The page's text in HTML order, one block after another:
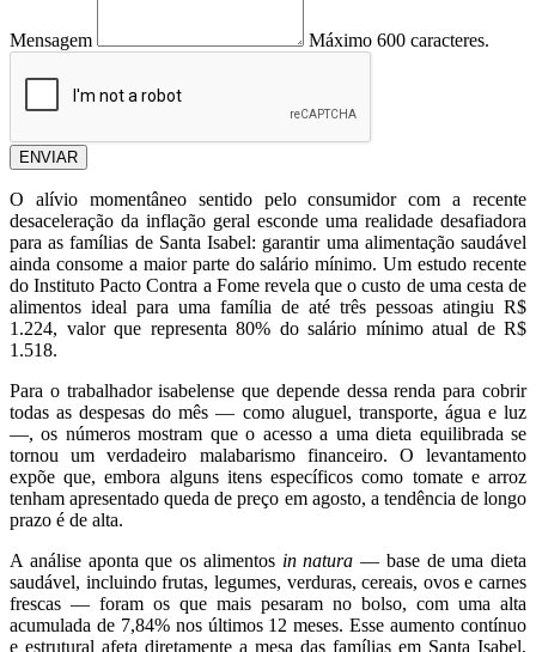
Mensagem Máximo 600 caracteres.
ENVIAR
O alívio momentâneo sentido pelo consumidor com a recente
desaceleração da inflação geral esconde uma realidade desafiadora
para as famílias de Santa Isabel: garantir uma alimentação saudável
ainda consome a maior parte do salário mínimo. Um estudo recente
do Instituto Pacto Contra a Fome revela que o custo de uma cesta de
alimentos ideal para uma família de até três pessoas atingiu R$
1.224, valor que representa 80% do salário mínimo atual de R$
1.518.
Para o trabalhador isabelense que depende dessa renda para cobrir
todas as despesas do mês — como aluguel, transporte, água e luz
—, os números mostram que o acesso a uma dieta equilibrada se
tornou um verdadeiro malabarismo financeiro. O levantamento
expõe que, embora alguns itens específicos como tomate e arroz
tenham apresentado queda de preço em agosto, a tendência de longo
prazo é de alta.
A análise aponta que os alimentos in natura — base de uma dieta
saudável, incluindo frutas, legumes, verduras, cereais, ovos e carnes
frescas — foram os que mais pesaram no bolso, com uma alta
acumulada de 7,84% nos últimos 12 meses. Esse aumento contínuo
e estrutural afeta diretamente a mesa das famílias em Santa Isabel,